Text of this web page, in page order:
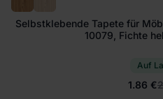
Selbstklebende Tapete für
10079, Fichte
Auf
1.86 €